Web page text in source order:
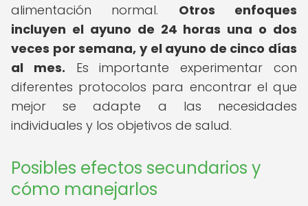
alimentación normal. Otros enfoques
incluyen el ayuno de 24 horas una o dos
veces por semana, y el ayuno de cinco días
al mes. Es importante experimentar con
diferentes protocolos para encontrar el que
mejor se adapte a las necesidades
individuales y los objetivos de salud.
Posibles efectos secundarios y
cómo manejarlos